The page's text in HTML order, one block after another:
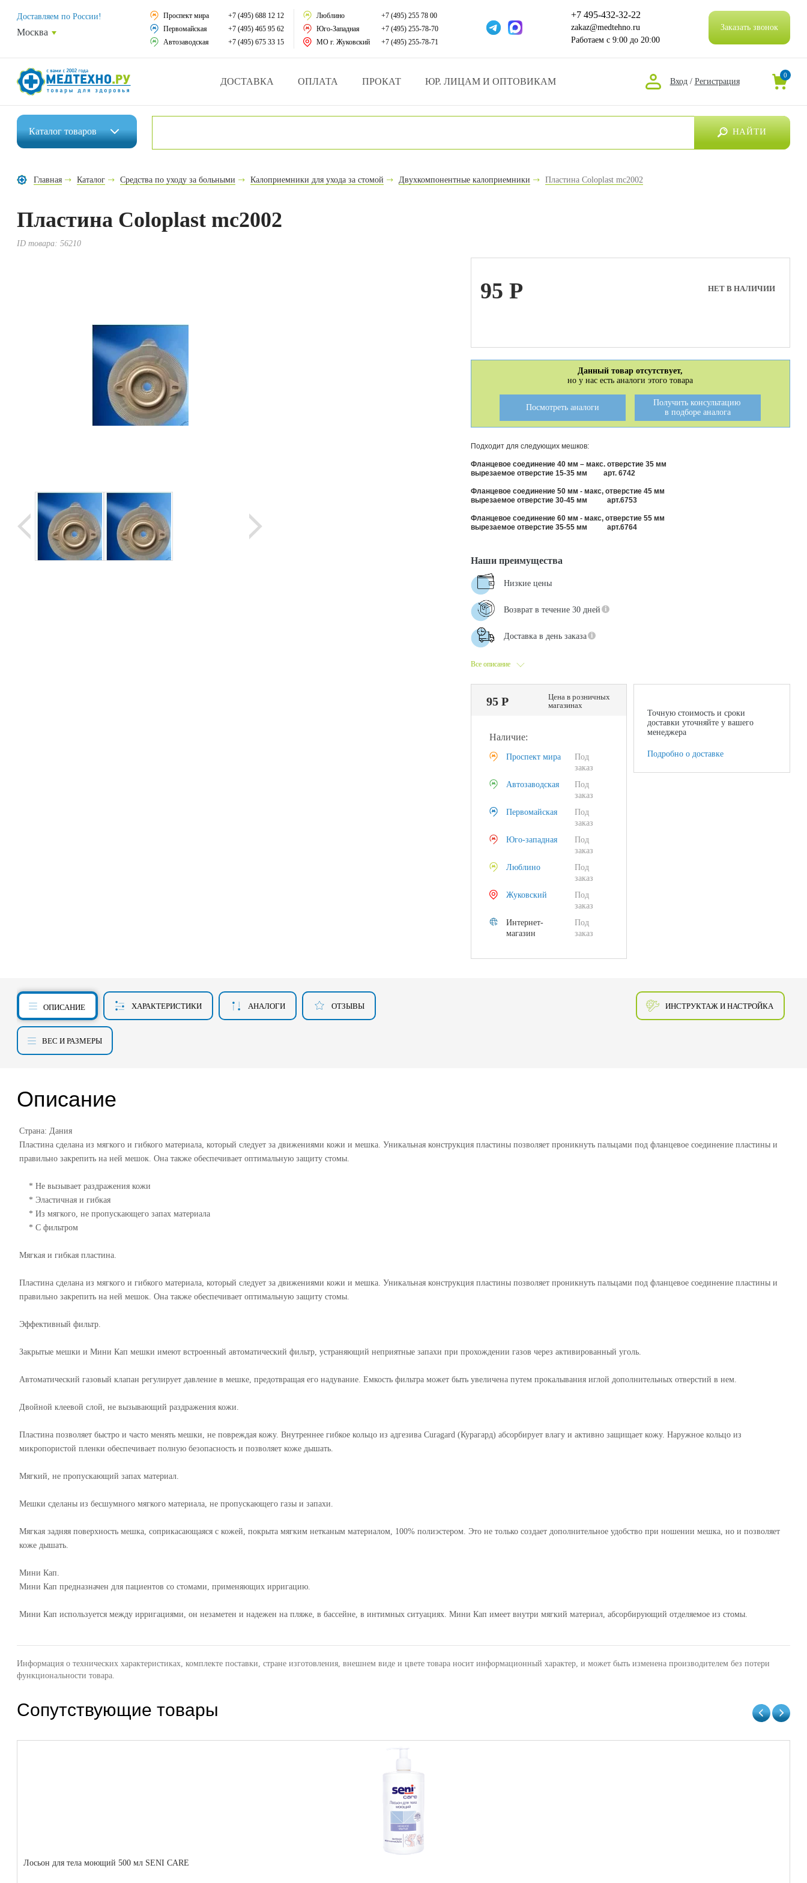
Средства реабилитации
Средства по уходу за больными
Домашняя медтехника
Уникальные и полезные товары
Доставляем по России!
Москва
Проспект мира
+7 (495) 688 12 12
Первомайская
+7 (495) 465 95 62
Автозаводская
+7 (495) 675 33 15
Люблино
+7 (495) 255 78 00
Юго-Западная
+7 (495) 255-78-70
МО г. Жуковский
+7 (495) 255-78-71
+7 495-432-32-22
zakaz@medtehno.ru
Работаем с 9:00 до 20:00
Заказать звонок
ДОСТАВКА ОПЛАТА ПРОКАТ ЮР. ЛИЦАМ И ОПТОВИКАМ Вход / Регистрация
0
Каталогтоваров
Средства по уходу за больными
Ортопедические изделия
Товары для красоты и здоровья
Товары для врачей и мед.учреждений
Уникальные и полезные товары
Распродажа
НАЙТИ
Главная Каталог Средства по уходу за больными Калоприемники для ухода за стомой Двухкомпонентные калоприемники Пластина Coloplast mc2002
Пластина Coloplast mc2002
ID товара:56210
95 P НЕТ В НАЛИЧИИ
Данный товар отсутствует,
но у нас есть аналоги этого товара
Посмотреть аналоги
Получить консультацию
в подборе аналога
Подходит для следующих мешков:
Фланцевое соединение 40 мм – макс. отверстие 35 мм
вырезаемое отверстие 15-35 мм арт. 6742
Фланцевое соединение 50 мм - макс, отверстие 45 мм
вырезаемое отверстие 30-45 мм
арт.6753
Фланцевое соединение 60 мм - макс, отверстие 55 мм
вырезаемое отверстие 35-55 мм
арт.6764
Все описание
Наши преимущества
Низкие цены
Возврат в течение 30 дней
Доставка в день заказа
95 Р
Цена в розничных
магазинах
Наличие:
Проспект мира
Под
заказ
Автозаводская
Под
заказ
Первомайская
Под
заказ
Юго-западная
Под
заказ
Люблино
Под
заказ
Жуковский
Под
заказ
Интернет-
магазин
Под
заказ
Точную стоимость и сроки
доставки уточняйте у вашего
менеджера
Подробно о доставке
ОПИСАНИЕ ХАРАКТЕРИСТИКИ АНАЛОГИ ОТЗЫВЫ
ВЕС И РАЗМЕРЫ
ИНСТРУКТАЖ И НАСТРОЙКА
Описание
Страна: Дания
Пластина сделана из мягкого и гибкого материала, который следует за движениями кожи и мешка. Уникальная конструкция пластины позволяет проникнуть пальцами под фланцевое соединение пластины и
правильно закрепить на ней мешок. Она также обеспечивает оптимальную защиту стомы.
* Не вызывает раздражения кожи
* Эластичная и гибкая
* Из мягкого, не пропускающего запах материала
* С фильтром
Мягкая и гибкая пластина.
Пластина сделана из мягкого и гибкого материала, который следует за движениями кожи и мешка. Уникальная конструкция пластины позволяет проникнуть пальцами под фланцевое соединение пластины и
правильно закрепить на ней мешок. Она также обеспечивает оптимальную защиту стомы.
Эффективный фильтр.
Закрытые мешки и Мини Кап мешки имеют встроенный автоматический фильтр, устраняющий неприятные запахи при прохождении газов через активированный уголь.
Автоматический газовый клапан регулирует давление в мешке, предотвращая его надувание. Емкость фильтра может быть увеличена путем прокалывания иглой дополнительных отверстий в нем.
Двойной клеевой слой, не вызывающий раздражения кожи.
Пластина позволяет быстро и часто менять мешки, не повреждая кожу. Внутреннее гибкое кольцо из адгезива Curagard (Курагард) абсорбирует влагу и активно защищает кожу. Наружное кольцо из
микропористой пленки обеспечивает полную безопасность и позволяет коже дышать.
Мягкий, не пропускающий запах материал.
Мешки сделаны из бесшумного мягкого материала, не пропускающего газы и запахи.
Мягкая задняя поверхность мешка, соприкасающаяся с кожей, покрыта мягким нетканым материалом, 100% полиэстером. Это не только создает дополнительное удобство при ношении мешка, но и позволяет
коже дышать.
Мини Кап.
Мини Кап предназначен для пациентов со стомами, применяющих ирригацию.
Мини Кап используется между ирригациями, он незаметен и надежен на пляже, в бассейне, в интимных ситуациях. Мини Кап имеет внутри мягкий материал, абсорбирующий отделяемое из стомы.
Информация о технических характеристиках, комплекте поставки, стране изготовления, внешнем виде и цвете товара носит информационный характер, и может быть изменена производителем без потери
функциональности товара.
Сопутствующие товары
Лосьон для тела моющий 500 мл SENI CARE